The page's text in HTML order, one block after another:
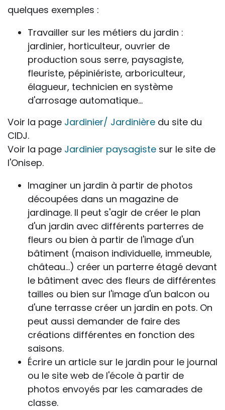
quelques exemples :
Travailler sur les métiers du jardin :
jardinier, horticulteur, ouvrier de
production sous serre, paysagiste,
fleuriste, pépiniériste, arboriculteur,
élagueur, technicien en système
d'arrosage automatique…
Voir la page Jardinier/ Jardinière du site du
CIDJ.
Voir la page Jardinier paysagiste sur le site de
l'Onisep.
Imaginer un jardin à partir de photos
découpées dans un magazine de
jardinage. Il peut s'agir de créer le plan
d'un jardin avec différents parterres de
fleurs ou bien à partir de l'image d'un
bâtiment (maison individuelle, immeuble,
château…) créer un parterre étagé devant
le bâtiment avec des fleurs de différentes
tailles ou bien sur l'image d'un balcon ou
d'une terrasse créer un jardin en pots. On
peut aussi demander de faire des
créations différentes en fonction des
saisons.
Écrire un article sur le jardin pour le journal
ou le site web de l'école à partir de
photos envoyés par les camarades de
classe.